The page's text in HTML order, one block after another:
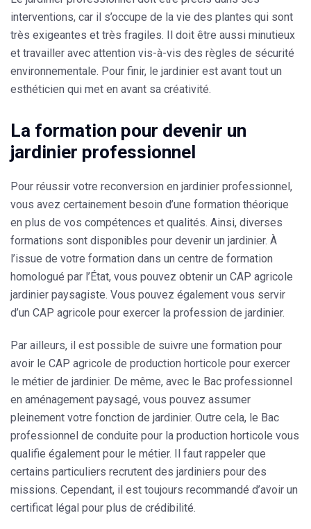
interventions, car il s’occupe de la vie des plantes qui sont
très exigeantes et très fragiles. Il doit être aussi minutieux
et travailler avec attention vis-à-vis des règles de sécurité
environnementale. Pour finir, le jardinier est avant tout un
esthéticien qui met en avant sa créativité.
La formation pour devenir un
jardinier professionnel
Pour réussir votre reconversion en jardinier professionnel,
vous avez certainement besoin d’une formation théorique
en plus de vos compétences et qualités. Ainsi, diverses
formations sont disponibles pour devenir un jardinier. À
l’issue de votre formation dans un centre de formation
homologué par l’État, vous pouvez obtenir un CAP agricole
jardinier paysagiste. Vous pouvez également vous servir
d’un CAP agricole pour exercer la profession de jardinier.
Par ailleurs, il est possible de suivre une formation pour
avoir le CAP agricole de production horticole pour exercer
le métier de jardinier. De même, avec le Bac professionnel
en aménagement paysagé, vous pouvez assumer
pleinement votre fonction de jardinier. Outre cela, le Bac
professionnel de conduite pour la production horticole vous
qualifie également pour le métier. Il faut rappeler que
certains particuliers recrutent des jardiniers pour des
missions. Cependant, il est toujours recommandé d’avoir un
certificat légal pour plus de crédibilité.